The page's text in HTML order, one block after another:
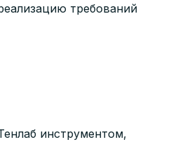
требований
инструментом,